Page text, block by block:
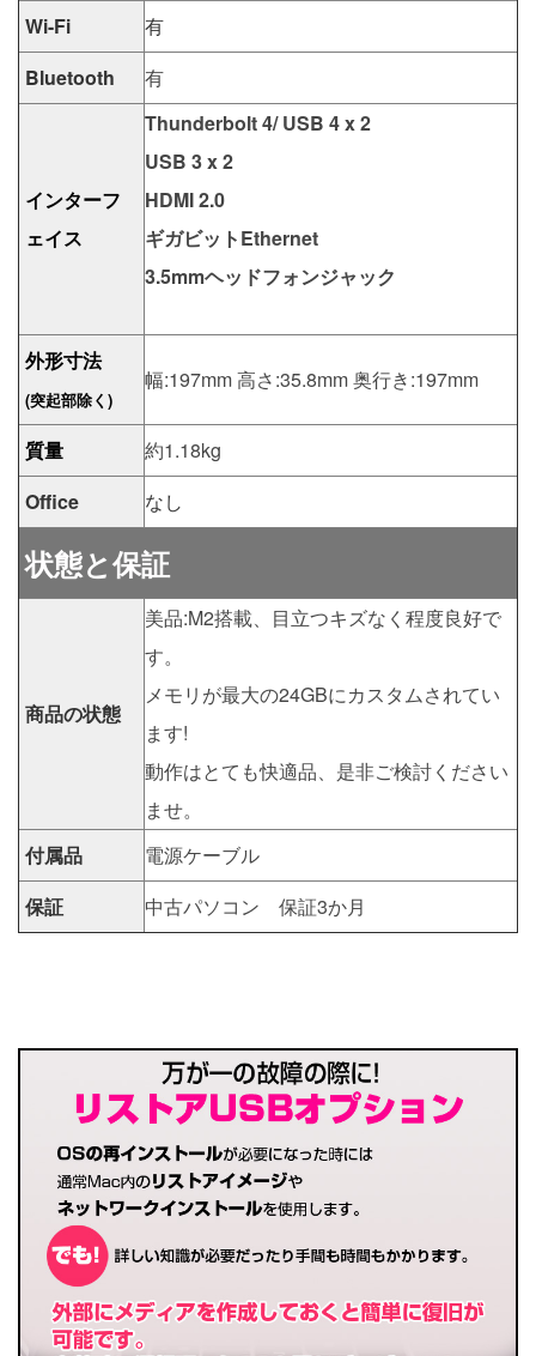
Wi-Fi
有
Bluetooth
有
インターフ
ェイス
Thunderbolt 4/ USB 4 x 2
USB 3 x 2
HDMI 2.0
ギガビットEthernet
3.5mmヘッドフォンジャック
外形寸法
(突起部除く)
幅:197mm 高さ:35.8mm 奥行き:197mm
質量
約1.18kg
Office
なし
状態と保証
商品の状態
美品:M2搭載、目立つキズなく程度良好で
す。
メモリが最大の24GBにカスタムされてい
ます!
動作はとても快適品、是非ご検討ください
ませ。
付属品
電源ケーブル
保証
中古パソコン 保証3か月